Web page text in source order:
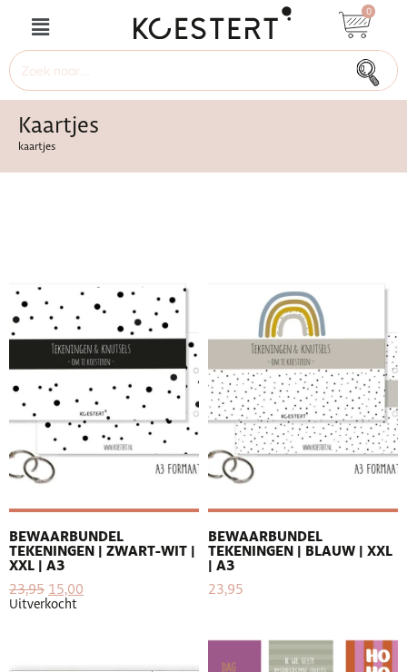
0
Kaartjes
kaartjes
BEWAARBUNDEL
TEKENINGEN | ZWART-WIT |
XXL | A3
23,95 15,00
Uitverkocht
BEWAARBUNDEL
TEKENINGEN | BLAUW | XXL
| A3
23,95